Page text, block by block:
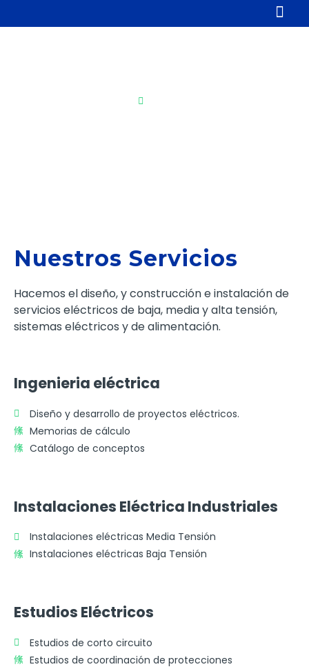
Nuestros Servicios
Hacemos el diseño, y construcción e instalación de
servicios eléctricos de baja, media y alta tensión,
sistemas eléctricos y de alimentación.
Ingenieria eléctrica
Diseño y desarrollo de proyectos eléctricos.
Memorias de cálculo
Catálogo de conceptos
Instalaciones Eléctrica Industriales
Instalaciones eléctricas Media Tensión
Instalaciones eléctricas Baja Tensión
Estudios Eléctricos
Estudios de corto circuito
Estudios de coordinación de protecciones